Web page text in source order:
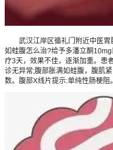
武汉江岸区循礼门附近中医胃
如蛙腹怎么治?给予多潘立酮
疗3天，效果不佳，逐渐加重。患
诊无异常;腹部胀满如蛙腹，腹肌
数。腹部X线片提示:单纯性肠梗阻。